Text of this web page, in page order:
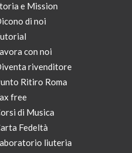
e Mission
di noi
con noi
rivenditore
Ritiro Roma
free
di Musica
Fedeltà
liuteria